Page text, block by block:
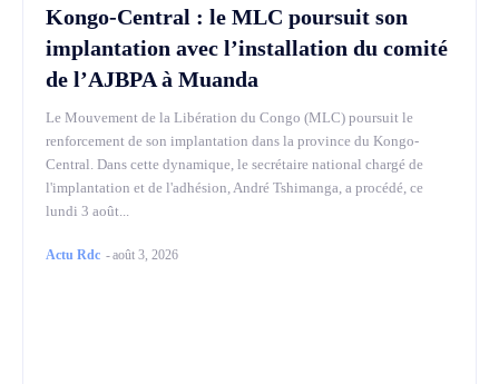
Kongo-Central : le MLC poursuit son
implantation avec l’installation du comité
de l’AJBPA à Muanda
Le Mouvement de la Libération du Congo (MLC) poursuit le
renforcement de son implantation dans la province du Kongo-
Central. Dans cette dynamique, le secrétaire national chargé de
l'implantation et de l'adhésion, André Tshimanga, a procédé, ce
lundi 3 août...
Actu Rdc -août 3, 2026